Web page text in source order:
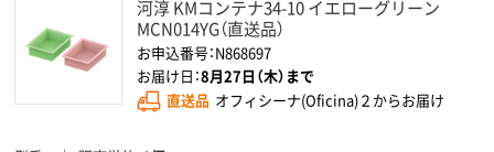
河淳 KMコンテナ34-10 イエローグリーン
MCN014YG（直送品）
お申込番号：N868697
お届け日：8月27日（木）まで
直送品 オフィシーナ(Oficina)２からお届け